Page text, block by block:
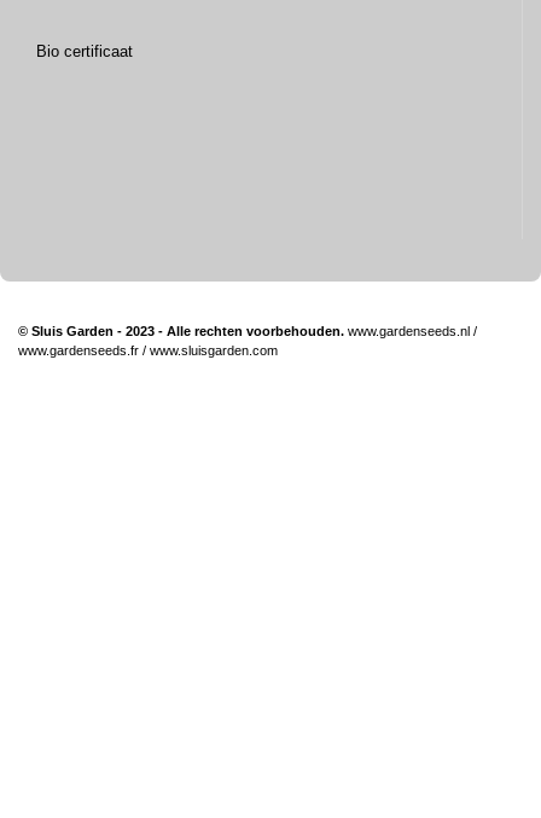
Bio certificaat
© Sluis Garden - 2023 - Alle rechten voorbehouden. www.gardenseeds.nl /
www.gardenseeds.fr / www.sluisgarden.com